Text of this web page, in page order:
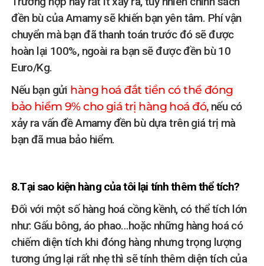
đền bù của Amamy sẽ khiến bạn yên tâm. Phí vận
chuyển mà bạn đã thanh toán trước đó sẽ được
hoàn lại 100%, ngoài ra bạn sẽ được đền bù 10
Euro/Kg.
Nếu bạn gửi hàng hoá đắt tiền có thể đóng
bảo hiểm 9% cho giá trị hàng hoá đó,nếu có
xảy ra vấn đề Amamy đền bù dựa trên giá trị mà
bạn đã mua bảo hiểm.
8.Tại sao kiện hàng của tôi lại tính thêm thể tích?
Đối với một số hàng hoá cồng kềnh, có thể tích lớn
như: Gấu bông, áo phao…hoặc những hàng hoá có
chiếm diện tích khi đóng hàng nhưng trọng lượng
tương ứng lại rất nhẹ thì sẽ tính thêm diện tích của